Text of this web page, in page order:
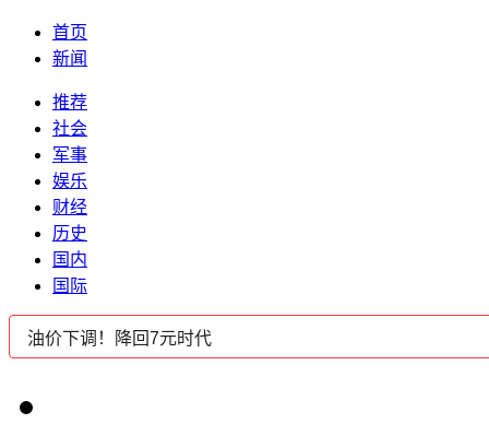
首页
新闻
推荐
社会
军事
娱乐
财经
历史
国内
国际